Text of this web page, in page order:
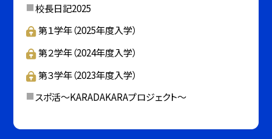
校長日記2025
第１学年（2025年度入学）
第２学年（2024年度入学）
第３学年（2023年度入学）
スポ活～KARADAKARAプロジェクト～